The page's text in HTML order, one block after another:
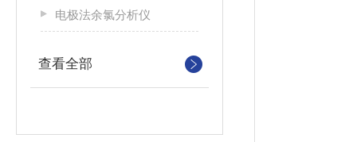
电极法余氯分析仪
查看全部